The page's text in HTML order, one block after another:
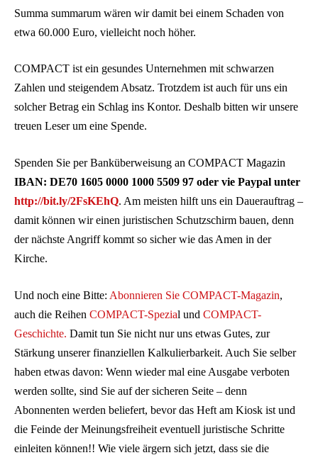
Summa summarum wären wir damit bei einem Schaden von
etwa 60.000 Euro, vielleicht noch höher.
COMPACT ist ein gesundes Unternehmen mit schwarzen
Zahlen und steigendem Absatz. Trotzdem ist auch für uns ein
solcher Betrag ein Schlag ins Kontor. Deshalb bitten wir unsere
treuen Leser um eine Spende.
Spenden Sie per Banküberweisung an COMPACT Magazin
IBAN: DE70 1605 0000 1000 5509 97 oder vie Paypal unter
http://bit.ly/2FsKEhQ. Am meisten hilft uns ein Dauerauftrag –
damit können wir einen juristischen Schutzschirm bauen, denn
der nächste Angriff kommt so sicher wie das Amen in der
Kirche.
Und noch eine Bitte: Abonnieren Sie COMPACT-Magazin,
auch die Reihen COMPACT-Spezial und COMPACT-
Geschichte. Damit tun Sie nicht nur uns etwas Gutes, zur
Stärkung unserer finanziellen Kalkulierbarkeit. Auch Sie selber
haben etwas davon: Wenn wieder mal eine Ausgabe verboten
werden sollte, sind Sie auf der sicheren Seite – denn
Abonnenten werden beliefert, bevor das Heft am Kiosk ist und
die Feinde der Meinungsfreiheit eventuell juristische Schritte
einleiten können!! Wie viele ärgern sich jetzt, dass sie die